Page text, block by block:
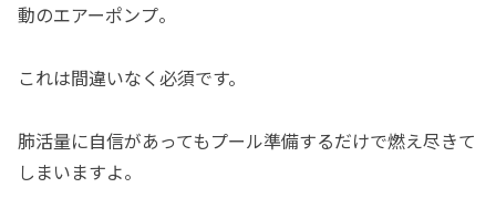
動のエアーポンプ。
これは間違いなく必須です。
肺活量に自信があってもプール準備するだけで燃え尽きて
しまいますよ。